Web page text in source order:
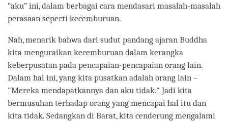
“aku” ini, dalam berbagai cara mendasari masalah-masalah
perasaan seperti kecemburuan.
Nah, menarik bahwa dari sudut pandang ajaran Buddha
kita menguraikan kecemburuan dalam kerangka
keberpusatan pada pencapaian-pencapaian orang lain.
Dalam hal ini, yang kita pusatkan adalah orang lain –
"Mereka mendapatkannya dan aku tidak." Jadi kita
bermusuhan terhadap orang yang mencapai hal itu dan
kita tidak. Sedangkan di Barat, kita cenderung mengalami